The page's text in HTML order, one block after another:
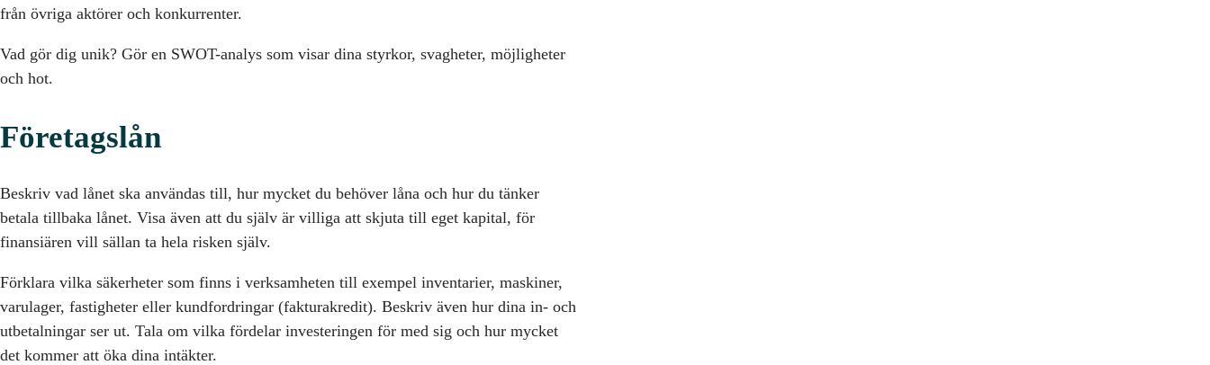
från övriga aktörer och konkurrenter.
Vad gör dig unik? Gör en SWOT-analys som visar dina styrkor, svagheter, möjligheter
och hot.
Företagslån
Beskriv vad lånet ska användas till, hur mycket du behöver låna och hur du tänker
betala tillbaka lånet. Visa även att du själv är villiga att skjuta till eget kapital, för
finansiären vill sällan ta hela risken själv.
Förklara vilka säkerheter som finns i verksamheten till exempel inventarier, maskiner,
varulager, fastigheter eller kundfordringar (fakturakredit). Beskriv även hur dina in- och
utbetalningar ser ut. Tala om vilka fördelar investeringen för med sig och hur mycket
det kommer att öka dina intäkter.